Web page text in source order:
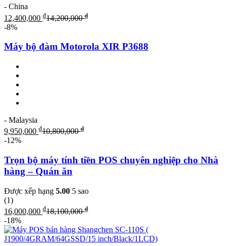
- China
12,400,000 ₫14,200,000₫
-8%
Máy bộ đàm Motorola XIR P3688
- Malaysia
9,950,000 ₫10,800,000₫
-12%
Trọn bộ máy tính tiền POS chuyên nghiệp cho Nhà
hàng – Quán ăn
Được xếp hạng 5.00 5 sao
(1)
16,000,000 ₫18,100,000₫
-18%